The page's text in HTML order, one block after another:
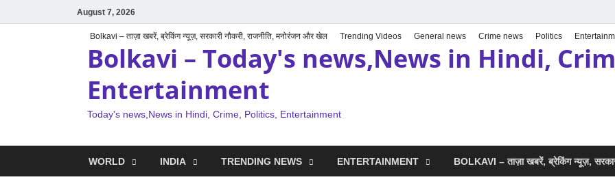
August 7, 2026
Bolkavi – ताज़ा खबरें, ब्रेकिंग न्यूज़, सरकारी नौकरी, राजनीति, मनोरंजन और खेल Trending Videos General news Crime news Politics
Bolkavi – Today's news,News in Hindi,
Entertainment
Today's news,News in Hindi, Crime, Politics, Entertainment
WORLD INDIA TRENDING NEWS ENTERTAINMENT BOLKAVI – ताज़ा खबरें, ब्रेकिंग न्यूज़,